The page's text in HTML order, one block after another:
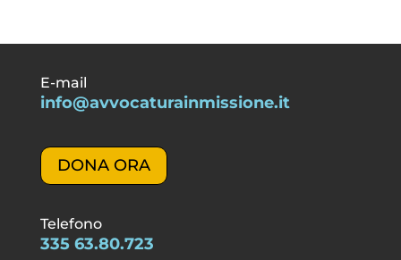
E-mail
info@avvocaturainmissione.it
DONA ORA
Telefono
335 63.80.723